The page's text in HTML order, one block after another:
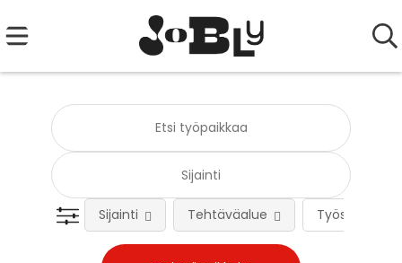
Työsuhteen
Sijainti Tehtäväalue